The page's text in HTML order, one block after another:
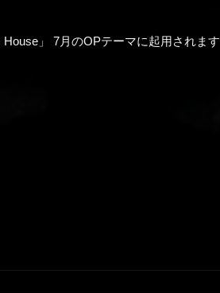
」 7月のOPテーマに起用されます